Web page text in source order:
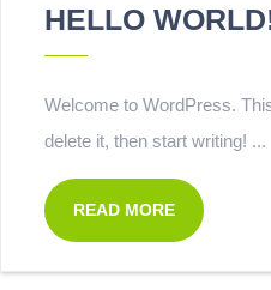
HELLO
Welcome to WordPress. This is your first post. Edit or
delete it, then start writing! ...
READ MORE